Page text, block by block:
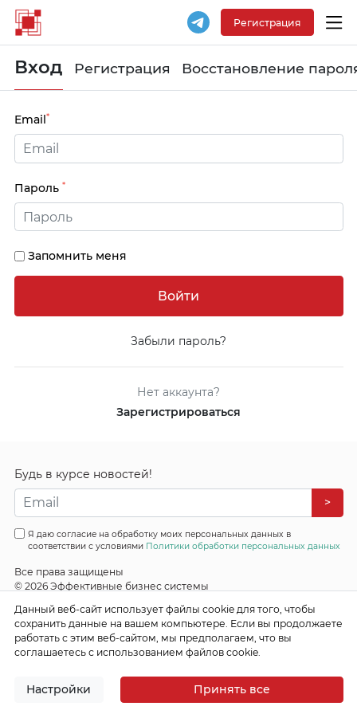
Регистрация
Вход Регистрация Восстановление
Email*
Пароль *
Запомнить меня
Забыли пароль?
Нет аккаунта?
Зарегистрироваться
Будь в курсе новостей!
>
Я даю согласие на обработку моих персональных данных в
соответствии с условиями Политики обработки персональных данных
Все права защищены
© 2026 Эффективные бизнес системы
Данный веб-сайт использует файлы cookie для того, чтобы
сохранить данные на вашем компьютере. Если вы продолжаете
работать с этим веб-сайтом, мы предполагаем, что вы
соглашаетесь с использованием файлов cookie.
Настройки Принять все